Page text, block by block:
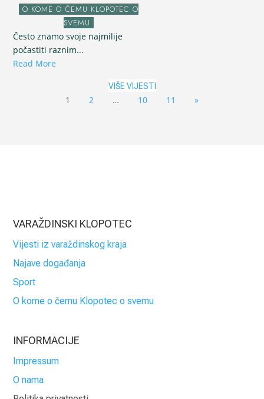
O KOME O ČEMU KLOPOTEC O
SVEMU
Često znamo svoje najmilije
počastiti raznim...
Read More
VIŠE VIJESTI
1 2 … 10 11 »
VARAŽDINSKI KLOPOTEC
Vijesti iz varaždinskog kraja
Najave događanja
Sport
O kome o čemu Klopotec o svemu
INFORMACIJE
Impressum
O nama